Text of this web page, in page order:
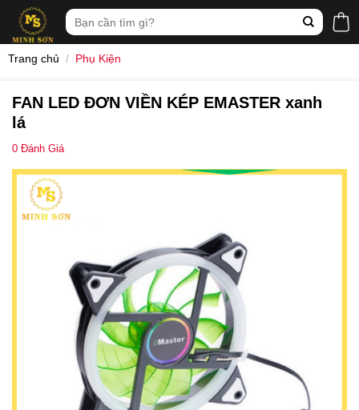
content
Tìm
kiếm:
Trang chủ / Phụ Kiện
FAN LED ĐƠN VIỀN KÉP EMASTER xanh
lá
0 Đánh Giá